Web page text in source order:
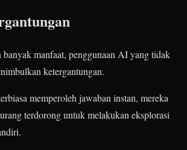
manfaat, penggunaan AI yang tidak
ketergantungan.
memperoleh jawaban instan, mereka
terdorong untuk melakukan eksplorasi